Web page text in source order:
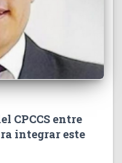
CPCCS entre
integrar este